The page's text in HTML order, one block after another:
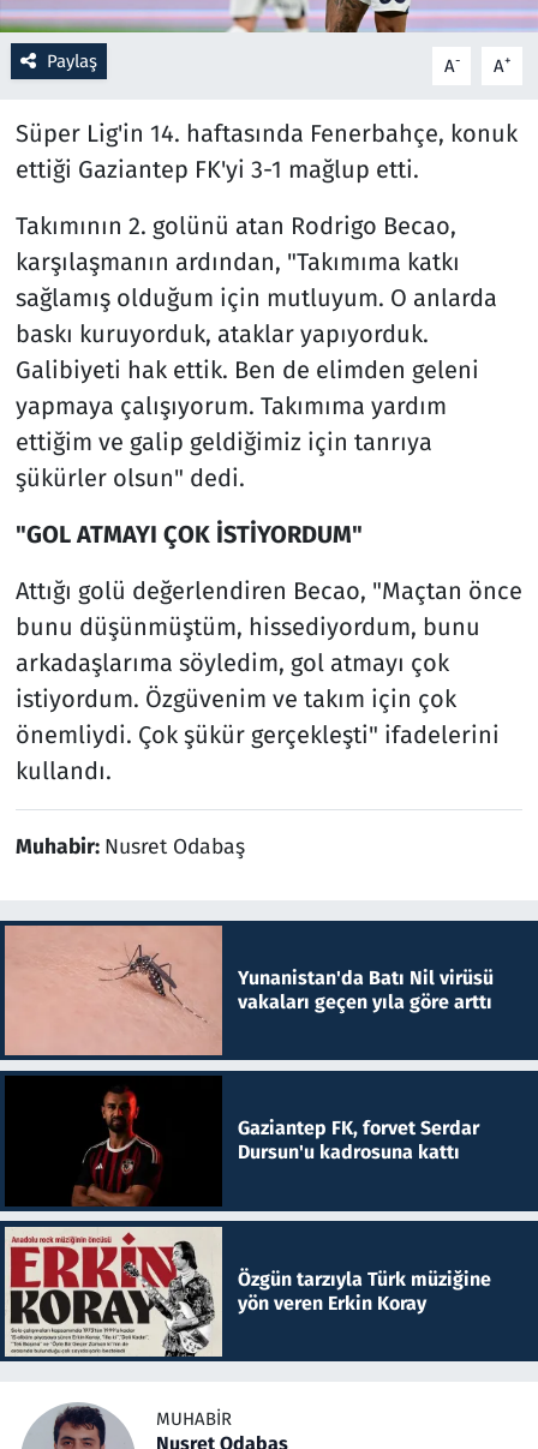
Paylaş A- A+
Süper Lig'in 14. haftasında Fenerbahçe, konuk
ettiği Gaziantep FK'yi 3-1 mağlup etti.
Takımının 2. golünü atan Rodrigo Becao,
karşılaşmanın ardından, "Takımıma katkı
sağlamış olduğum için mutluyum. O anlarda
baskı kuruyorduk, ataklar yapıyorduk.
Galibiyeti hak ettik. Ben de elimden geleni
yapmaya çalışıyorum. Takımıma yardım
ettiğim ve galip geldiğimiz için tanrıya
şükürler olsun" dedi.
"GOL ATMAYI ÇOK İSTİYORDUM"
Attığı golü değerlendiren Becao, "Maçtan önce
bunu düşünmüştüm, hissediyordum, bunu
arkadaşlarıma söyledim, gol atmayı çok
istiyordum. Özgüvenim ve takım için çok
önemliydi. Çok şükür gerçekleşti" ifadelerini
kullandı.
Muhabir: Nusret Odabaş
Yunanistan'da Batı Nil virüsü
vakaları geçen yıla göre arttı
Gaziantep FK, forvet Serdar
Dursun'u kadrosuna kattı
Özgün tarzıyla Türk müziğine
yön veren Erkin Koray
MUHABIR
Nusret Odabaş
Sağlık
Savunma Sanayi
Seçim 2023
Teknoloji ve Bilim
Televizyon